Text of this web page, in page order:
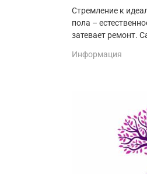
Стремление к
пола –
затевает ремонт.
Информация